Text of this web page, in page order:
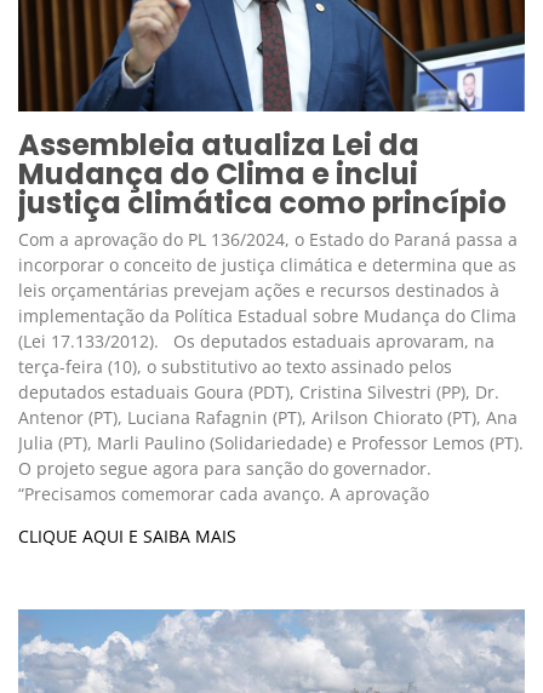
Assembleia atualiza Lei da
Mudança do Clima e inclui
justiça climática como princípio
Com a aprovação do PL 136/2024, o Estado do Paraná passa a
incorporar o conceito de justiça climática e determina que as
leis orçamentárias prevejam ações e recursos destinados à
implementação da Política Estadual sobre Mudança do Clima
(Lei 17.133/2012). Os deputados estaduais aprovaram, na
terça-feira (10), o substitutivo ao texto assinado pelos
deputados estaduais Goura (PDT), Cristina Silvestri (PP), Dr.
Antenor (PT), Luciana Rafagnin (PT), Arilson Chiorato (PT), Ana
Julia (PT), Marli Paulino (Solidariedade) e Professor Lemos (PT).
O projeto segue agora para sanção do governador.
“Precisamos comemorar cada avanço. A aprovação
CLIQUE AQUI E SAIBA MAIS